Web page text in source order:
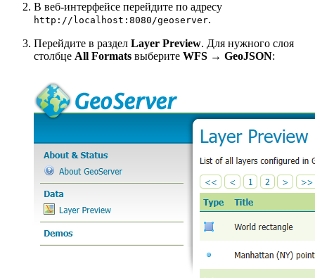
В веб-интерфейсе перейдите по адресу
http://localhost:8080/geoserver.
Перейдите в раздел Layer Preview. Для нужного слоя
столбце All Formats выберите WFS → GeoJSON: